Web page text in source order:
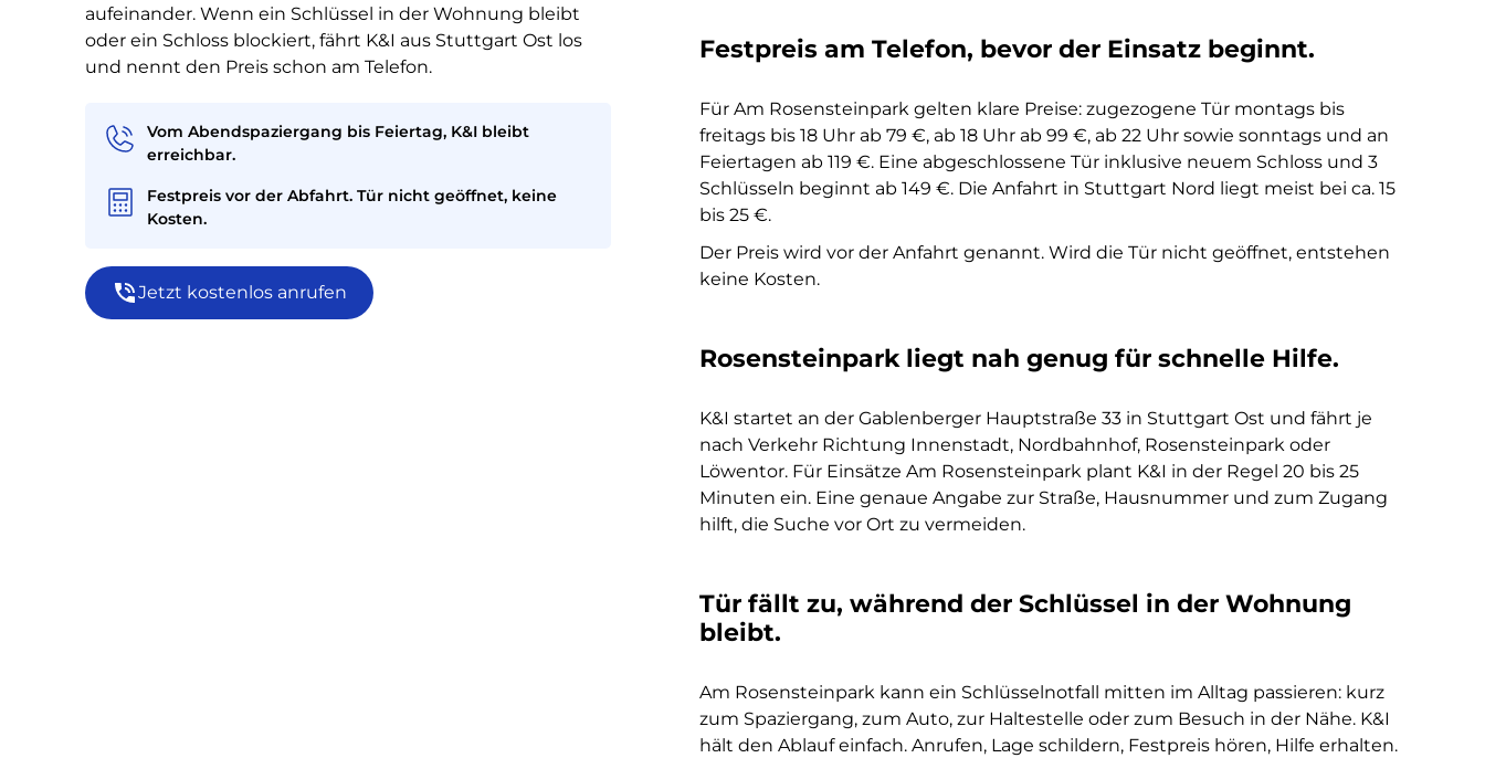
aufeinander. Wenn ein Schlüssel in der Wohnung bleibt
oder ein Schloss blockiert, fährt K&I aus Stuttgart Ost los
und nennt den Preis schon am Telefon.
Vom Abendspaziergang bis Feiertag, K&I bleibt
erreichbar.
Festpreis vor der Abfahrt. Tür nicht geöffnet, keine
Kosten.
Jetzt kostenlos anrufen
Festpreis am Telefon, bevor der Einsatz beginnt.
Für Am Rosensteinpark gelten klare Preise: zugezogene Tür montags bis
freitags bis 18 Uhr ab 79 €, ab 18 Uhr ab 99 €, ab 22 Uhr sowie sonntags und an
Feiertagen ab 119 €. Eine abgeschlossene Tür inklusive neuem Schloss und 3
Schlüsseln beginnt ab 149 €. Die Anfahrt in Stuttgart Nord liegt meist bei ca. 15
bis 25 €.
Der Preis wird vor der Anfahrt genannt. Wird die Tür nicht geöffnet, entstehen
keine Kosten.
Rosensteinpark liegt nah genug für schnelle Hilfe.
K&I startet an der Gablenberger Hauptstraße 33 in Stuttgart Ost und fährt je
nach Verkehr Richtung Innenstadt, Nordbahnhof, Rosensteinpark oder
Löwentor. Für Einsätze Am Rosensteinpark plant K&I in der Regel 20 bis 25
Minuten ein. Eine genaue Angabe zur Straße, Hausnummer und zum Zugang
hilft, die Suche vor Ort zu vermeiden.
Tür fällt zu, während der Schlüssel in der Wohnung
bleibt.
Am Rosensteinpark kann ein Schlüsselnotfall mitten im Alltag passieren: kurz
zum Spaziergang, zum Auto, zur Haltestelle oder zum Besuch in der Nähe. K&I
hält den Ablauf einfach. Anrufen, Lage schildern, Festpreis hören, Hilfe erhalten.